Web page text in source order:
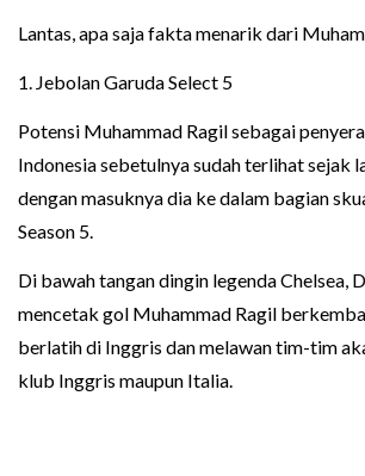
Lantas, apa saja fakta menarik dari
1. Jebolan Garuda Select 5
Potensi Muhammad Ragil sebagai
Indonesia sebetulnya sudah terlihat sejak
dengan masuknya dia ke dalam bagian
Season 5.
Di bawah tangan dingin legenda Chelsea,
mencetak gol Muhammad Ragil
berlatih di Inggris dan melawan tim-tim
klub Inggris maupun Italia.